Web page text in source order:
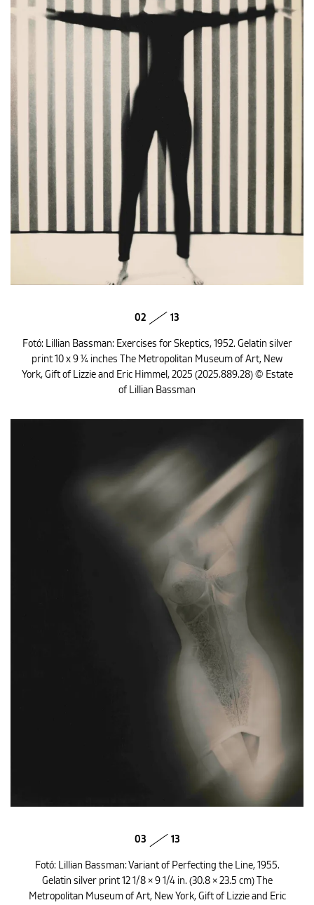
02 13
Fotó: Lillian Bassman: Exercises for Skeptics, 1952. Gelatin silver
print 10 x 9 ¼ inches The Metropolitan Museum of Art, New
York, Gift of Lizzie and Eric Himmel, 2025 (2025.889.28) © Estate
of Lillian Bassman
03 13
Fotó: Lillian Bassman: Variant of Perfecting the Line, 1955.
Gelatin silver print 12 1/8 × 9 1/4 in. (30.8 × 23.5 cm) The
Metropolitan Museum of Art, New York, Gift of Lizzie and Eric